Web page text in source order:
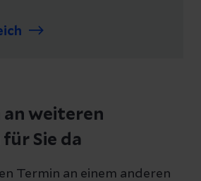
an weiteren
Sie da
Termin an einem anderen